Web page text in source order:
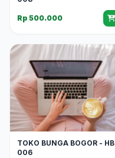
Rp 500.000
TOKO BUNGA BOGOR - HB
006